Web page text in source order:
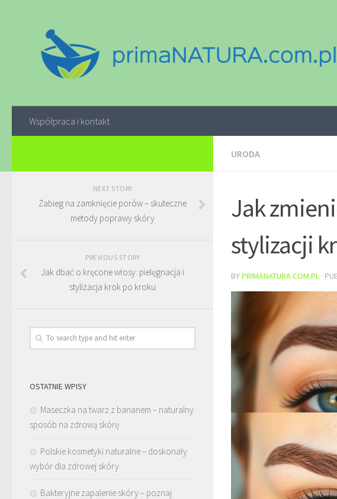
Współpraca i kontakt
URODA
Jak
stylizacji
BYPRIMANATURA.COM.PL ·
NEXT STORY
Zabieg na zamknięcie porów – skuteczne
metody poprawy skóry
PREVIOUS STORY
Jak dbać o kręcone włosy: pielęgnacja i
stylizacja krok po kroku
OSTATNIE WPISY
Maseczka na twarz z bananem – naturalny
sposób na zdrową skórę
Polskie kosmetyki naturalne – doskonały
wybór dla zdrowej skóry
Bakteryjne zapalenie skóry – poznaj